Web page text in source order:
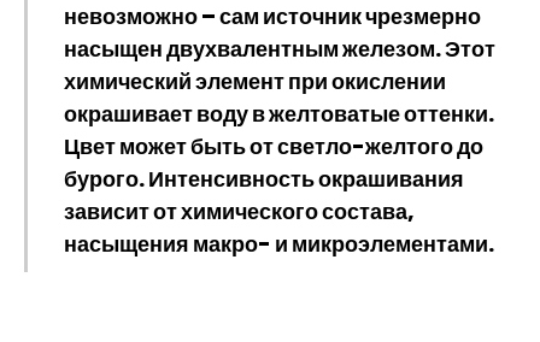
невозможно – сам источник чрезмерно
насыщен двухвалентным железом. Этот
химический элемент при окислении
окрашивает воду в желтоватые оттенки.
Цвет может быть от светло-желтого до
бурого. Интенсивность окрашивания
зависит от химического состава,
насыщения макро- и микроэлементами.